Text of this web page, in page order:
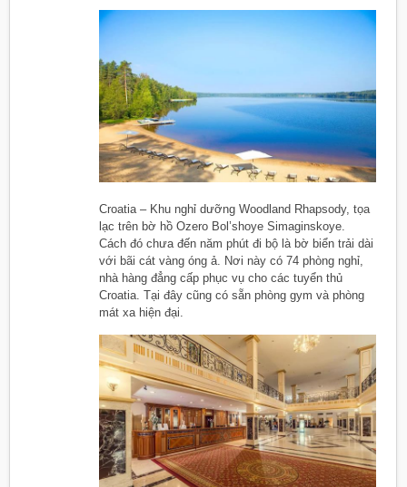
Croatia – Khu nghỉ dưỡng Woodland Rhapsody, tọa
lạc trên bờ hồ Ozero Bol’shoye Simaginskoye.
Cách đó chưa đến năm phút đi bộ là bờ biển trải dài
với bãi cát vàng óng ả. Nơi này có 74 phòng nghỉ,
nhà hàng đẳng cấp phục vụ cho các tuyển thủ
Croatia. Tại đây cũng có sẵn phòng gym và phòng
mát xa hiện đại.